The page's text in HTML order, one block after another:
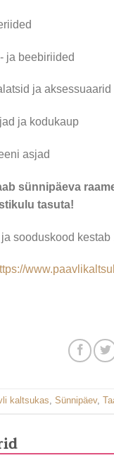
ja beebiriided
ja aksessuaarid
ja kodukaup
asjad
sünnipäeva
tasuta!
sooduskood kestab
kaltsukas, Sünnipäev,